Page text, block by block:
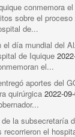
conmemora
sobre el proceso
de...
el día mundial del
de Iquique
el...
aportes del
quirúrgica 2022-
la subsecretaría
el